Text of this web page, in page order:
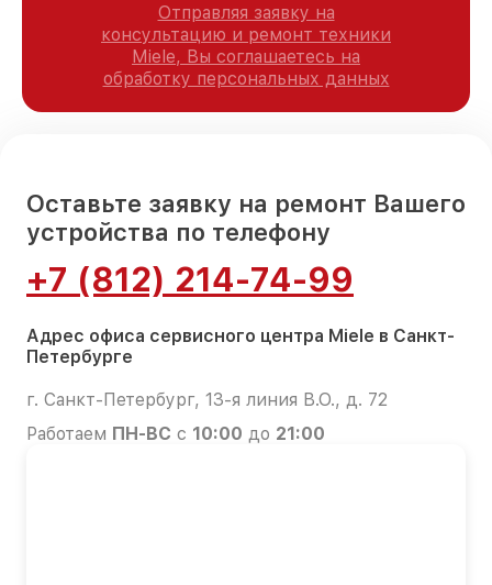
Отправляя заявку на
консультацию и ремонт техники
Miele, Вы соглашаетесь на
обработку персональных данных
Оставьте заявку на ремонт Вашего
устройства по телефону
+7 (812) 214-74-99
Адрес офиса сервисного центра Miele в Санкт-
Петербурге
г. Санкт-Петербург, 13-я линия В.О., д. 72
Работаем ПН-ВС с 10:00 до 21:00